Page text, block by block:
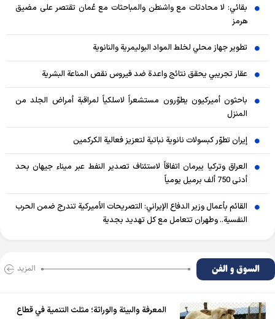
بقائي: لا محادثات مع واشنطن والمباحثات مع عُمان تقتصر على مضيق
هرمز
تطوير جهاز محلي لخلط المواد البوليمرية والنانوية
عقار تجريبي يحقق نتائج واعدة ضد فيروس نقص المناعة البشرية
باحثون أميركيون يطوّرون مستشعراً لاسلكياً لمراقبة أمراض الجلد من
المنزل
إيران تطوّر كبسولات نانوية نباتية لتعزيز فعالية الكركمين
العراق وتركيا يبرمان اتفاقاً لاستئناف تصدير النفط عبر ميناء جيهان بحد
أدنى 750 ألف برميل يومياً
القائم بأعمال وزير الدفاع الإيراني: التصريحات الأميركية تندرج ضمن الحرب
النفسية.. وطهران تتعامل مع كل تهديد بجدية
السوق و الفن المزید
المعرفة والبيئة والوراثة؛ مثلث التنمية في قطاع